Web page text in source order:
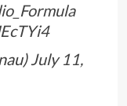
July 11,